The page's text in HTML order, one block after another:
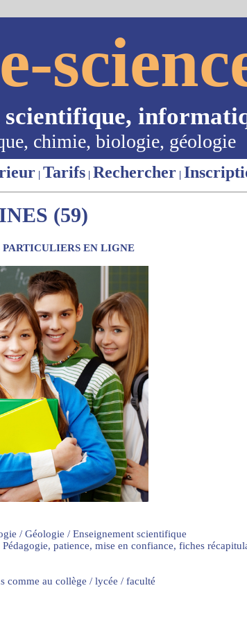
scientifique,
chimie, biologie, géologie
| Tarifs | Rechercher |
(59)
PARTICULIERS EN LIGNE
/ Géologie / Enseignement scientifique
patience, mise en confiance, fiches
comme au collège / lycée / faculté